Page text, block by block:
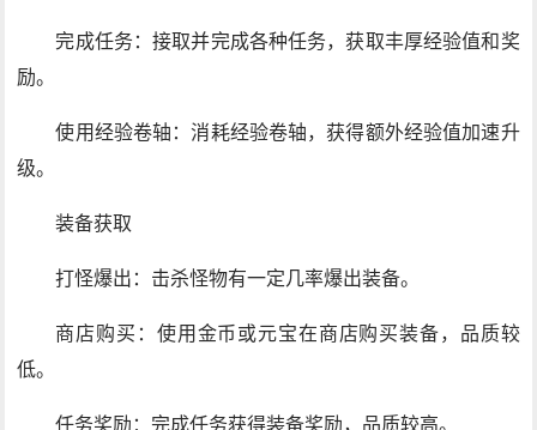
完成任务：接取并完成各种任务，获取丰厚经验值和奖
励。
使用经验卷轴：消耗经验卷轴，获得额外经验值加速升
级。
装备获取
打怪爆出：击杀怪物有一定几率爆出装备。
商店购买：使用金币或元宝在商店购买装备，品质较
低。
任务奖励：完成任务获得装备奖励，品质较高。